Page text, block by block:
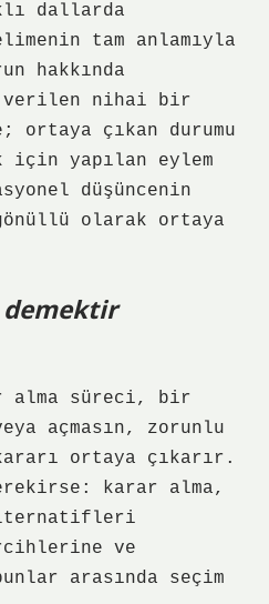
dallarda
tam anlamıyla
hakkında
verilen nihai bir
ortaya çıkan durumu
için yapılan eylem
düşüncenin
olarak ortaya
demektir
alma süreci, bir
açmasın, zorunlu
ortaya çıkarır.
karar alma,
ve
arasında seçim